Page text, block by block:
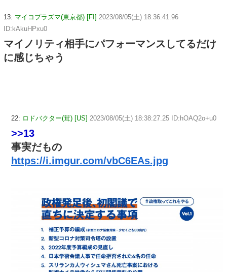
13: マイコプラズマ(東京都) [FI] 2023/08/05(土) 18:36:41.96
ID:kAkuHPxu0
マイノリティ相手にパフォーマンスしてるだけ
に感じちゃう
22: ロドバクター(茸) [US] 2023/08/05(土) 18:38:27.25 ID:hOAQ2o+u0
>>13
事実だもの
https://i.imgur.com/vbC6EAs.jpg